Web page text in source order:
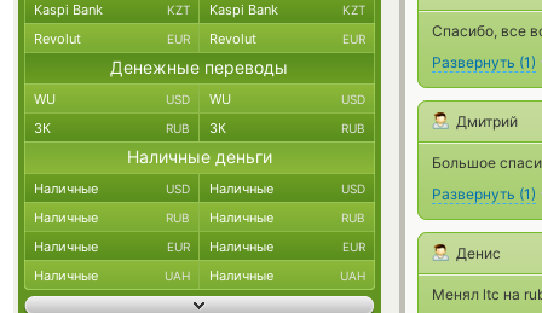
Спасибо, все
Развернуть (1)
Дмитрий
Большое
Развернуть (1)
Денис
Менял ltc на
Kaspi Bank KZT Kaspi Bank KZT
Revolut EUR Revolut EUR
Денежные переводы
WU USD WU USD
ЗК RUB ЗК RUB
Наличные деньги
Наличные USD Наличные USD
Наличные RUB Наличные RUB
Наличные EUR Наличные EUR
Наличные UAH Наличные UAH